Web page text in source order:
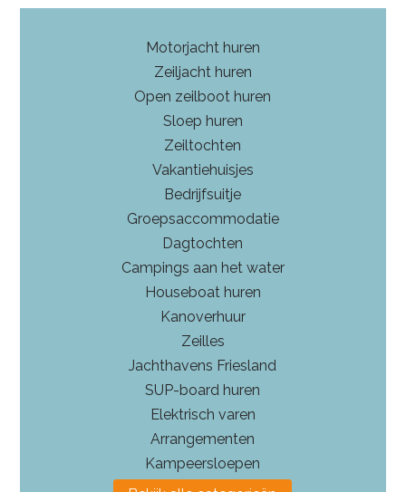
Motorjacht huren
Zeiljacht huren
Open zeilboot huren
Sloep huren
Zeiltochten
Vakantiehuisjes
Bedrijfsuitje
Groepsaccommodatie
Dagtochten
Campings aan het water
Houseboat huren
Kanoverhuur
Zeilles
Jachthavens Friesland
SUP-board huren
Elektrisch varen
Arrangementen
Kampeersloepen